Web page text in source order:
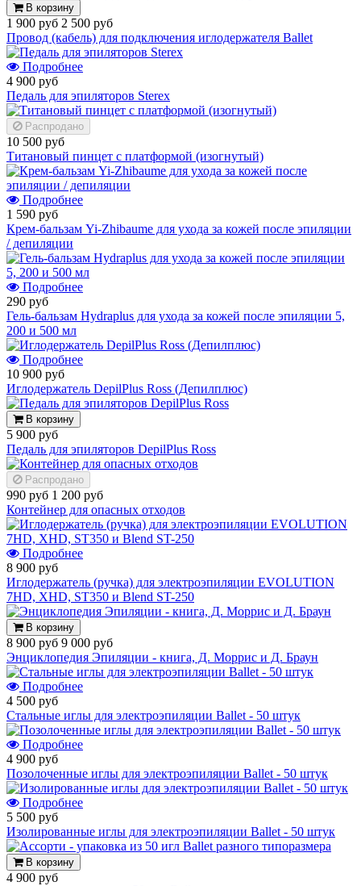
В корзину
1 900 руб 2 500 руб
Провод (кабель) для подключения иглодержателя Ballet
Подробнее
4 900 руб
Педаль для эпиляторов Sterex
Распродано
10 500 руб
Титановый пинцет с платформой (изогнутый)
Подробнее
1 590 руб
Крем-бальзам Yi-Zhibaume для ухода за кожей после эпиляции
/ депиляции
Подробнее
290 руб
Гель-бальзам Hydraplus для ухода за кожей после эпиляции 5,
200 и 500 мл
Подробнее
10 900 руб
Иглодержатель DepilPlus Ross (Депилплюс)
В корзину
5 900 руб
Педаль для эпиляторов DepilPlus Ross
Распродано
990 руб 1 200 руб
Контейнер для опасных отходов
Подробнее
8 900 руб
Иглодержатель (ручка) для электроэпиляции EVOLUTION
7HD, XHD, ST350 и Blend ST-250
В корзину
8 900 руб 9 000 руб
Энциклопедия Эпиляции - книга, Д. Моррис и Д. Браун
Подробнее
4 500 руб
Стальные иглы для электроэпиляции Ballet - 50 штук
Подробнее
4 900 руб
Позолоченные иглы для электроэпиляции Ballet - 50 штук
Подробнее
5 500 руб
Изолированные иглы для электроэпиляции Ballet - 50 штук
В корзину
4 900 руб